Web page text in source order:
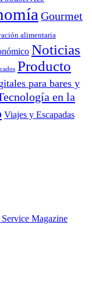
Gourmet
alimentaria
Noticias
Producto
para bares y
en la
Viajes y Escapadas
Magazine